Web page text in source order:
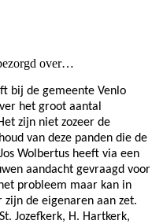
over…
bij de gemeente Venlo
het groot aantal
zijn niet zozeer de
van deze panden die de
Wolbertus heeft via een
aandacht gevraagd voor
probleem maar kan in
zijn de eigenaren aan zet.
Jozefkerk, H. Hartkerk,